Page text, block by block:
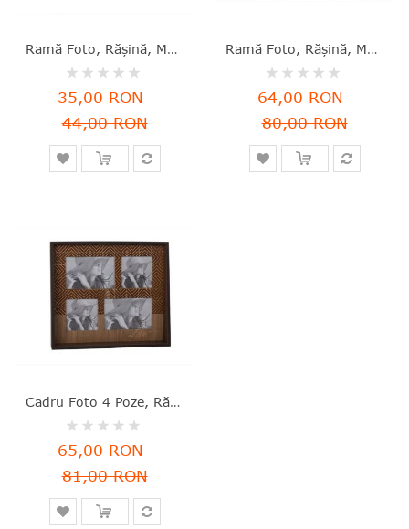
Ramă Foto, Rășină, Maro, 18.5x23.5x6 Cm, Storm, Cosy & Trendy - 5400586062334
Rating:
0%
35,00 RON
44,00 RON
Ramă Foto, Răşină, Maro, 21x26x6 Cm, Storm, Cosy & Trendy - 5400586062488
Rating:
0%
64,00 RON
80,00 RON
Cadru Foto 4 Poze, Rășină, Maro, 33x29.5x6 Cm, Storm, Cosy & Trendy - 5400586062389
Rating:
0%
65,00 RON
81,00 RON